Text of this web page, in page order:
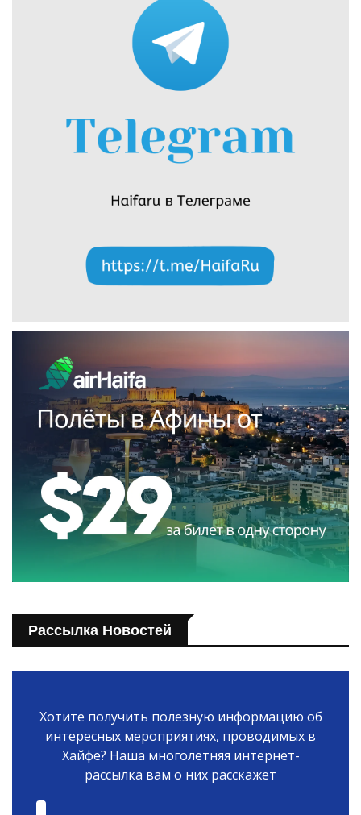
Рассылка Новостей
Хотите получить полезную информацию об
интересных мероприятиях, проводимых в
Хайфе? Наша многолетняя интернет-
рассылка вам о них расскажет